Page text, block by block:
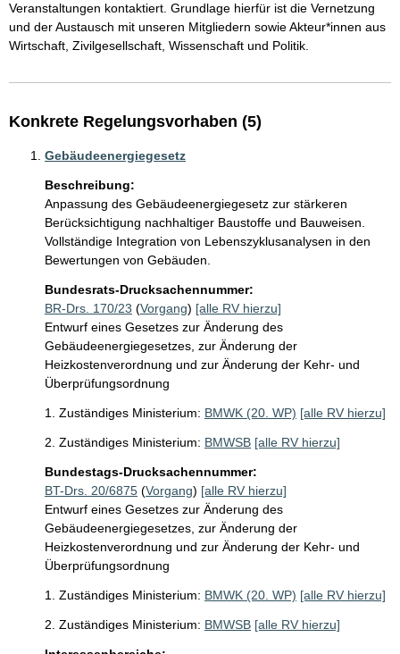
Veranstaltungen kontaktiert. Grundlage hierfür ist die Vernetzung
und der Austausch mit unseren Mitgliedern sowie Akteur*innen aus
Wirtschaft, Zivilgesellschaft, Wissenschaft und Politik.
Konkrete Regelungsvorhaben (5)
Gebäudeenergiegesetz
Beschreibung:
Anpassung des Gebäudeenergiegesetz zur stärkeren
Berücksichtigung nachhaltiger Baustoffe und Bauweisen.
Vollständige Integration von Lebenszyklusanalysen in den
Bewertungen von Gebäuden.
Bundesrats-Drucksachennummer:
BR-Drs. 170/23 (Vorgang) [alle RV hierzu]
Entwurf eines Gesetzes zur Änderung des
Gebäudeenergiegesetzes, zur Änderung der
Heizkostenverordnung und zur Änderung der Kehr- und
Überprüfungsordnung
1. Zuständiges Ministerium: BMWK (20. WP) [alle RV hierzu]
2. Zuständiges Ministerium: BMWSB [alle RV hierzu]
Bundestags-Drucksachennummer:
BT-Drs. 20/6875 (Vorgang) [alle RV hierzu]
Entwurf eines Gesetzes zur Änderung des
Gebäudeenergiegesetzes, zur Änderung der
Heizkostenverordnung und zur Änderung der Kehr- und
Überprüfungsordnung
1. Zuständiges Ministerium: BMWK (20. WP) [alle RV hierzu]
2. Zuständiges Ministerium: BMWSB [alle RV hierzu]